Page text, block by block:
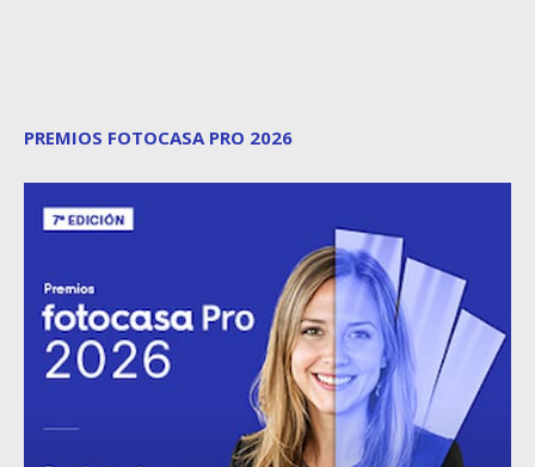
PREMIOS FOTOCASA PRO 2026